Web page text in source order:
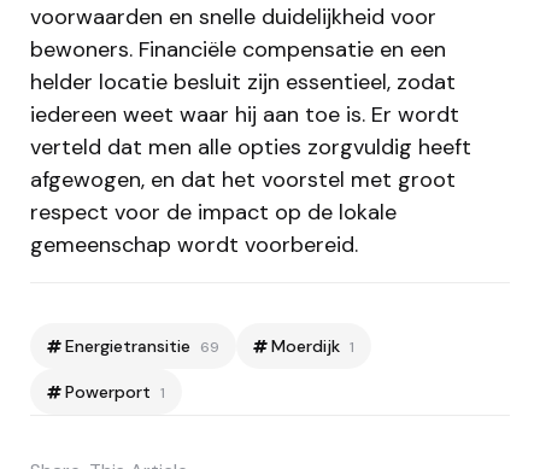
voorwaarden en snelle duidelijkheid voor
bewoners. Financiële compensatie en een
helder locatie besluit zijn essentieel, zodat
iedereen weet waar hij aan toe is. Er wordt
verteld dat men alle opties zorgvuldig heeft
afgewogen, en dat het voorstel met groot
respect voor de impact op de lokale
gemeenschap wordt voorbereid.​
Energietransitie 69 Moerdijk 1
Powerport 1